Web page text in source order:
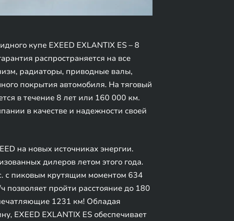
купе EXEED EXLANTIX ES – 8
распространяется на все
радиаторы, приводные валы,
покрытия автомобиля. На тяговый
в течение 8 лет или 160 000 км.
в качестве и надежности своей
на новых источниках энергии.
дилеров летом этого года.
с пиковым крутящим моментом 634
позволяет пройти расстояние до 180
1231 км! Обладая
EXEED EXLANTIX ES обеспечивает